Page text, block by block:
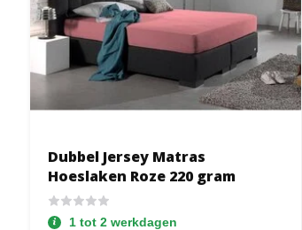
Dubbel Jersey Matras
Hoeslaken Roze 220 gram
1 tot 2 werkdagen